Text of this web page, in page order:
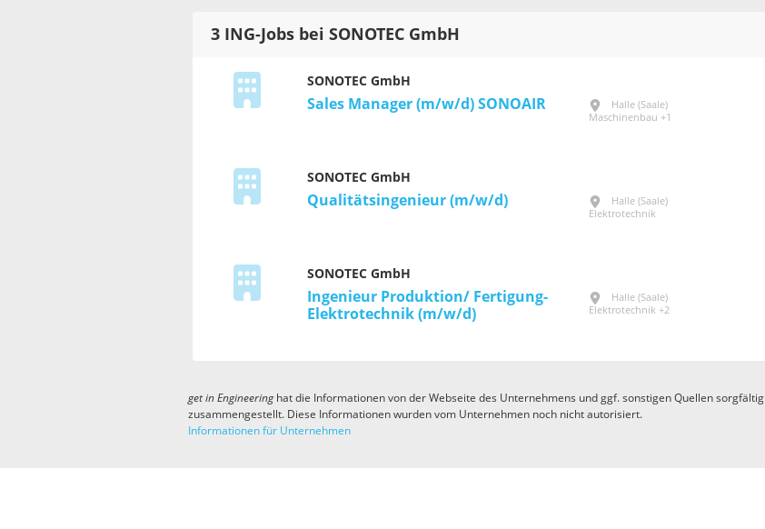
3 ING-Jobs bei SONOTEC GmbH
SONOTEC GmbH
Sales Manager (m/w/d) SONOAIR
Halle (Saale)
Maschinenbau +1
SONOTEC GmbH
Qualitätsingenieur (m/w/d)
Halle (Saale)
Elektrotechnik
SONOTEC GmbH
Ingenieur Produktion/ Fertigung-
Elektrotechnik (m/w/d)
Halle (Saale)
Elektrotechnik +2
get in Engineeringhat die Informationen von der Webseite des Unternehmens und ggf. sonstigen Quellen sorgfältig
zusammengestellt. Diese Informationen wurden vom Unternehmen noch nicht autorisiert.
Informationen für Unternehmen